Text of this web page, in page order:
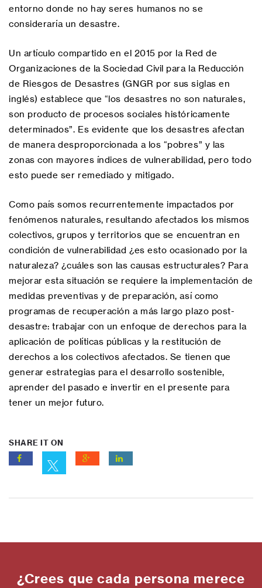
entorno donde no hay seres humanos no se
consideraría un desastre.
Un artículo compartido en el 2015 por la Red de
Organizaciones de la Sociedad Civil para la Reducción
de Riesgos de Desastres (GNGR por sus siglas en
inglés) establece que “los desastres no son naturales,
son producto de procesos sociales históricamente
determinados”. Es evidente que los desastres afectan
de manera desproporcionada a los “pobres” y las
zonas con mayores índices de vulnerabilidad, pero todo
esto puede ser remediado y mitigado.
Como país somos recurrentemente impactados por
fenómenos naturales, resultando afectados los mismos
colectivos, grupos y territorios que se encuentran en
condición de vulnerabilidad ¿es esto ocasionado por la
naturaleza? ¿cuáles son las causas estructurales? Para
mejorar esta situación se requiere la implementación de
medidas preventivas y de preparación, así como
programas de recuperación a más largo plazo post-
desastre: trabajar con un enfoque de derechos para la
aplicación de políticas públicas y la restitución de
derechos a los colectivos afectados. Se tienen que
generar estrategias para el desarrollo sostenible,
aprender del pasado e invertir en el presente para
tener un mejor futuro.
SHARE IT ON
¿Crees que cada persona merece